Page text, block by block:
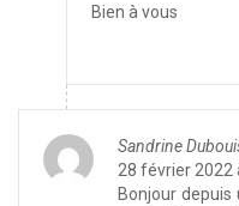
Bien à vous
Sandrine
28 février 2022
Bonjour depuis